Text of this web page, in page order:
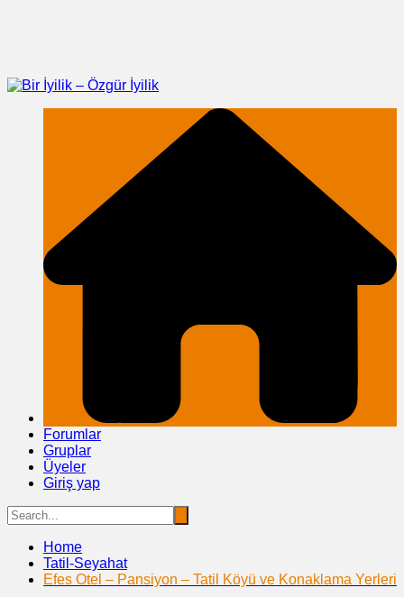
Forumlar
Gruplar
Üyeler
Giriş yap
Home
Tatil-Seyahat
Efes Otel – Pansiyon – Tatil Köyü ve Konaklama Yerleri